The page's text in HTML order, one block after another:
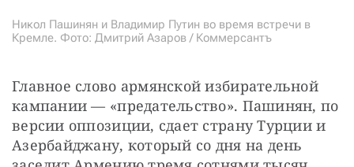
Никол Пашинян и Владимир Путин во время встречи в
Кремле. Фото: Дмитрий Азаров / Коммерсантъ
Главное слово армянской избирательной
кампании — «предательство». Пашинян, по
версии оппозиции, сдает страну Турции и
Азербайджану, который со дня на день